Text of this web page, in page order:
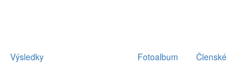
Výsledky
Fotoalbum Členské